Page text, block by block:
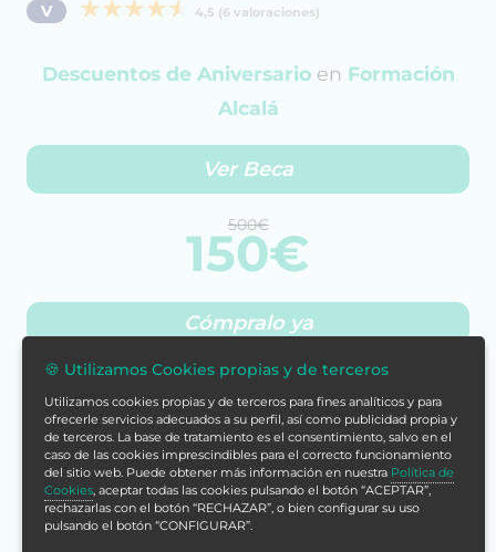
V 4,5 (6 valoraciones)
Descuentos de Aniversarioen Formación
Alcalá
Ver Beca
500€
150€
Cómpralo ya
600 puntos
Más info
¡Estamos listos para ayudarte!
🍪 Utilizamos Cookies propias y de terceros
Utilizamos cookies propias y de terceros para fines analíticos y para
ofrecerle servicios adecuados a su perfil, así como publicidad propia y
de terceros. La base de tratamiento es el consentimiento, salvo en el
caso de las cookies imprescindibles para el correcto funcionamiento
del sitio web. Puede obtener más información en nuestra Política de
Cookies, aceptar todas las cookies pulsando el botón “ACEPTAR”,
rechazarlas con el botón “RECHAZAR”, o bien configurar su uso
pulsando el botón “CONFIGURAR”.